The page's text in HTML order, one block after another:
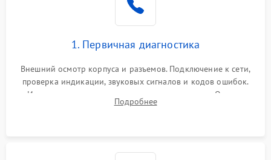
1. Первичная диагностика
Внешний осмотр корпуса и разъемов. Подключение к сети,
проверка индикации, звуковых сигналов и кодов ошибок.
Измерение входного и выходного напряжения. Оценка
реакции ИБП на отключение основного питания без
Подробнее